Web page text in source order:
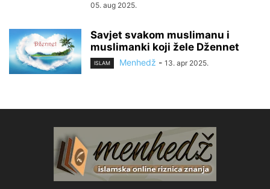
05. aug 2025.
Savjet svakom muslimanu i
muslimanki koji žele Džennet
ISLAM Menhedž - 13. apr 2025.